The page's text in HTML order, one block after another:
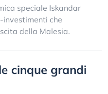
speciale Iskandar
che
della Malesia.
cinque grandi